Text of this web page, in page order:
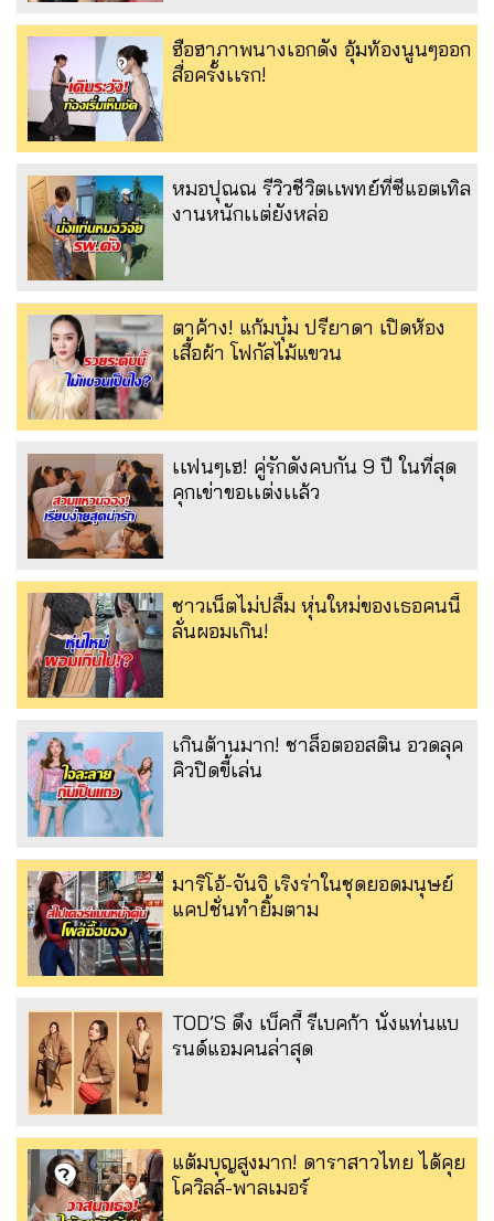
ฮือฮาภาพนางเอกดัง อุ้มท้องนูนๆออก
สื่อครั้งเเรก!
หมอปุณณ รีวิวชีวิตเเพทย์ที่ซีแอตเทิล
งานหนักเเต่ยังหล่อ
ตาค้าง! แก้มบุ๋ม ปรียาดา เปิดห้อง
เสื้อผ้า โฟกัสไม้แขวน
เเฟนๆเฮ! คู่รักดังคบกัน 9 ปี ในที่สุด
คุกเข่าขอเเต่งเเล้ว
ชาวเน็ตไม่ปลื้ม หุ่นใหม่ของเธอคนนี้
ลั่นผอมเกิน!
เกินต้านมาก! ชาล็อตออสติน อวดลุค
คิวปิดขี้เล่น
มาริโอ้-จันจิ เริงร่าในชุดยอดมนุษย์
แคปชั่นทำยิ้มตาม
TOD’S ดึง เบ็คกี้ รีเบคก้า นั่งแท่นแบ
รนด์แอมคนล่าสุด
แต้มบุญสูงมาก! ดาราสาวไทย ได้คุย
โควิลล์-พาลเมอร์